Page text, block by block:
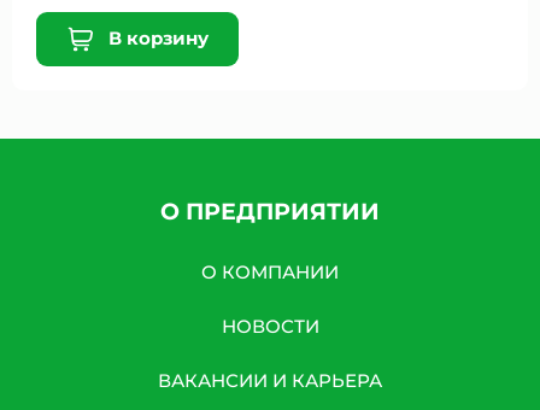
В корзину
О ПРЕДПРИЯТИИ
О КОМПАНИИ
НОВОСТИ
ВАКАНСИИ И КАРЬЕРА